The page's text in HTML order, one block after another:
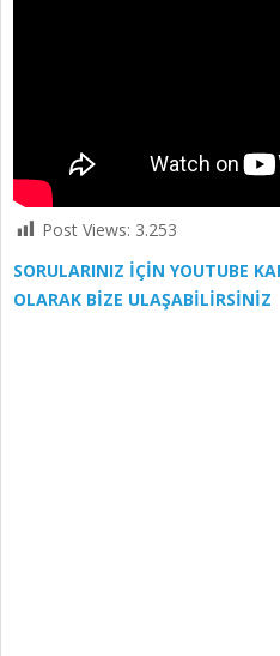
Post Views: 3.253
SORULARINIZ İÇİN YOUTUBE
OLARAK BİZE ULAŞABİLİRSİNİZ